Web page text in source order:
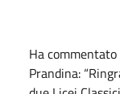
Ha
Prandina: